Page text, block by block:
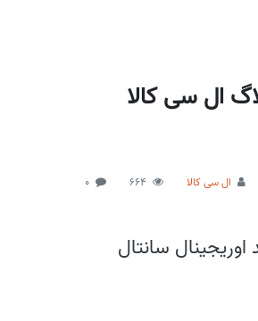
ال سی کالا
ال سی کالا 664
0
اوریجینال سانتال